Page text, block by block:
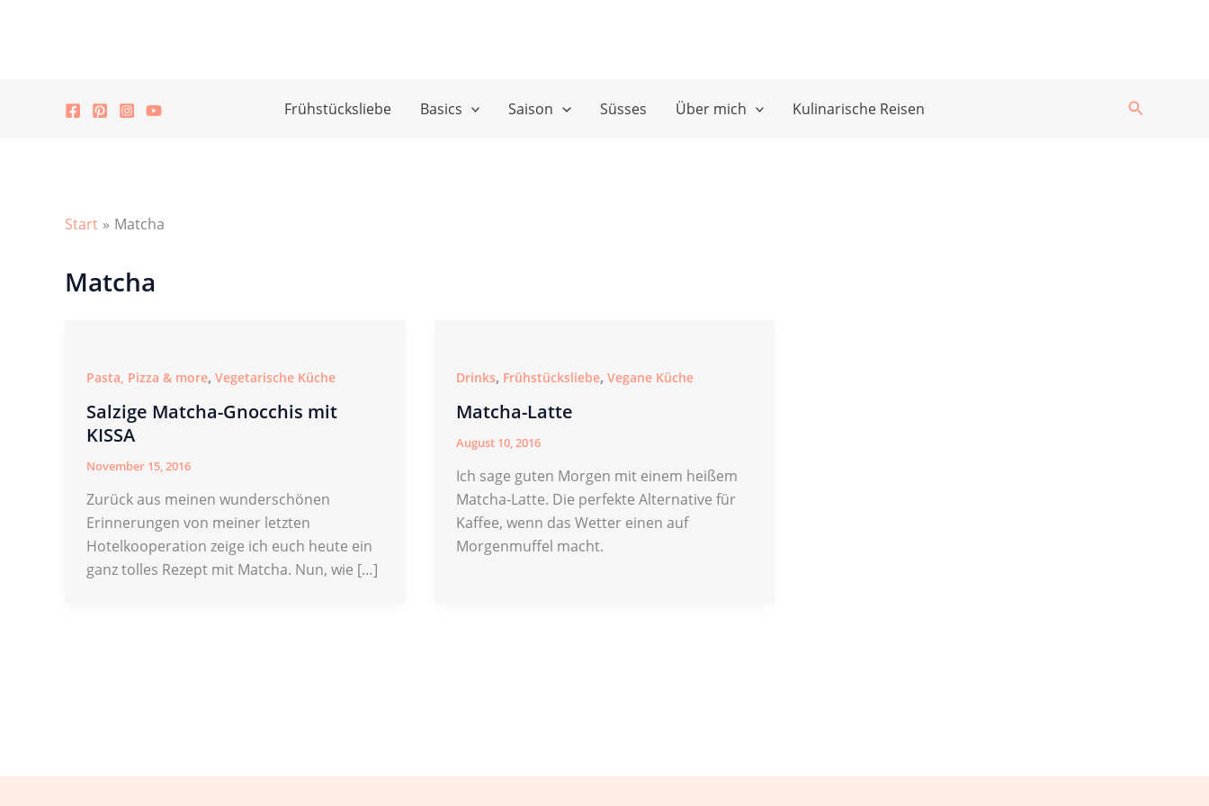
Frühstücksliebe Basics Saison Süsses Über mich Kulinarische Reisen Suchen
Start Matcha
Matcha
Pasta, Pizza & more, Vegetarische Küche
Salzige Matcha-Gnocchis mit
KISSA
November 15, 2016
Zurück aus meinen wunderschönen
Erinnerungen von meiner letzten
Hotelkooperation zeige ich euch heute ein
ganz tolles Rezept mit Matcha. Nun, wie […]
Drinks, Frühstücksliebe, Vegane Küche
Matcha-Latte
August 10, 2016
Ich sage guten Morgen mit einem heißem
Matcha-Latte. Die perfekte Alternative für
Kaffee, wenn das Wetter einen auf
Morgenmuffel macht.